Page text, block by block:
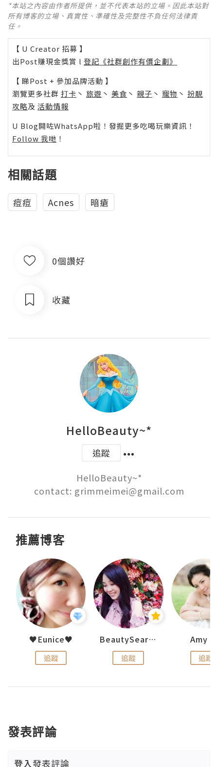
*本站之內容由作者所提供，並不代表本站的立場。因此本站對
所有博客的立場、真實性、準確性及完整性不負任何法律責
任。
【 U Creator 招募 】
出Post賺現金獎賞 l 登記《社群創作有價企劃》
【 睇Post + 參加品牌活動 】
瀏覽更多社群 打卡 丶 旅遊 丶 美食 丶 親子 丶 寵物 丶 扮靚
攻略及 活動情報
U Blog開咗WhatsApp啦！發掘更多吃喝玩樂資訊！
Follow 我哋 ！
相關話題
痘痘 Acnes 暗瘡
0個讚好
收藏
HelloBeauty~*
追蹤
HelloBeauty~*
contact: grimmeimei@gmail.com
推薦博客
♥Eunice♥
追蹤
BeautySearch
追蹤
Amy
追蹤
發表評論
登入發表評論